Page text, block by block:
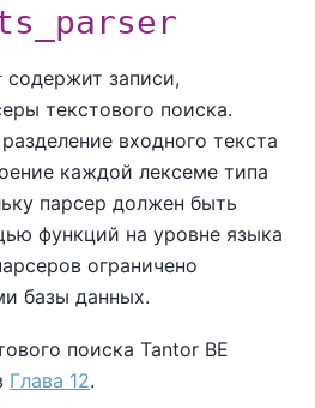
содержит записи,
текстового поиска.
входного текста
каждой лексеме типа
парсер должен быть
функций на уровне языка
ограничено
базы данных.
поиска Tantor BE
Глава 12.